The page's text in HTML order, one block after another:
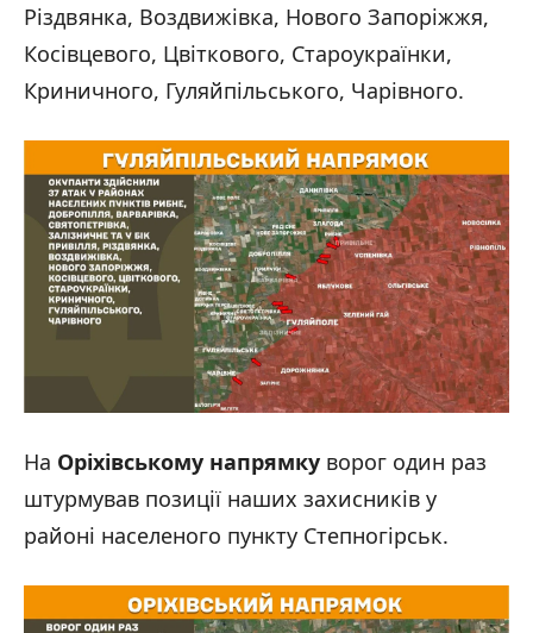
Різдвянка, Воздвижівка, Нового Запоріжжя,
Косівцевого, Цвіткового, Староукраїнки,
Криничного, Гуляйпільського, Чарівного.
На Оріхівському напрямку ворог один раз
штурмував позиції наших захисників у
районі населеного пункту Степногірськ.